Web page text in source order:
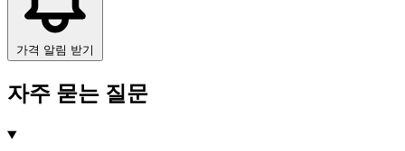
가격 알림 받기
자주 묻는 질문